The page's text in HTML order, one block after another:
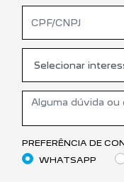
PREFERÊNCIA DE
WHATSAPP